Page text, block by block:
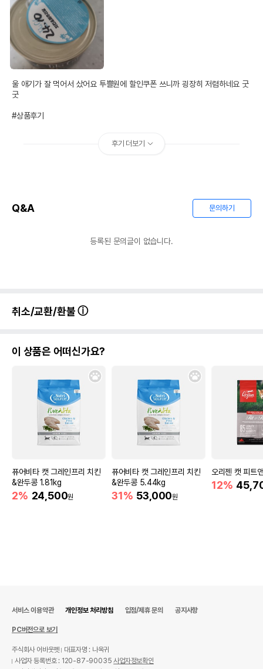
울 애기가 잘 먹어서 샀어요 투쁠원에 할인쿠폰 쓰니까 굉장히 저렴하네요 굿
굿
#상품후기
후기 더보기
Q&A 문의하기
등록된 문의글이 없습니다.
취소/교환/환불
이 상품은 어떠신가요?
퓨어비타 캣 그레인프리 치킨
&완두콩 1.81kg
2% 24,500원
퓨어비타 캣 그레인프리 치킨
&완두콩 5.44kg
31% 53,000원
오리젠 캣 피트
12%
서비스 이용약관 개인정보 처리방침 입점/제휴 문의 공지사항
PC버전으로 보기
주식회사 어바웃펫
대표자명 : 나옥귀
사업자 등록번호 : 120-87-90035사업자정보확인